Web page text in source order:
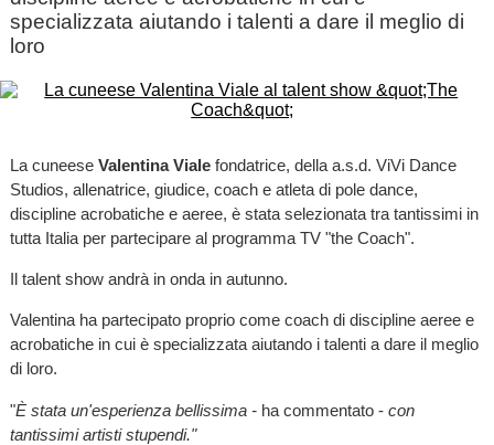
specializzata aiutando i talenti a dare il meglio di
loro
La cuneese Valentina Vialefondatrice, della a.s.d. ViVi Dance
Studios, allenatrice, giudice, coach e atleta di pole dance,
discipline acrobatiche e aeree, è stata selezionata tra tantissimi in
tutta Italia per partecipare al programma TV "the Coach".
Il talent show andrà in onda in autunno.
Valentina ha partecipato proprio come coach di discipline aeree e
acrobatiche in cui è specializzata aiutando i talenti a dare il meglio
di loro.
"È stata un'esperienza bellissima -ha commentato -con
tantissimi artisti stupendi."